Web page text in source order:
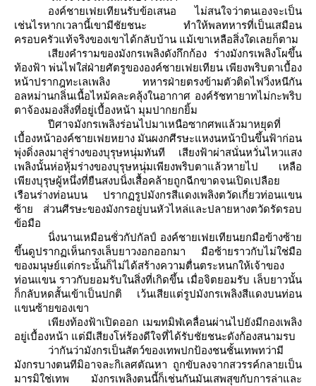
องค์ชายเฟยเทียนรับข้อเสนอ ไม่สนใจว่าตนเองจะเป็น
เช่นไรหากเวลานี้เขามีชัยชนะ ทำให้พลทหารที่เป็นเสมือน
ครอบครัวแท้จริงของเขาได้กลับบ้าน ม้เขาเหลือสิ่งใดเลยก็ตาม
เสียงคำรามของมังกรเพลิงดังกึกก้อง ร่างมังกรเพลิงโผขึ้น
ท้องฟ้า พ่นไฟใส่ฝ่ายศัตรูขององค์ชายเฟยเทียน เพียงพริบตาเบื้อง
หน้าปรากฎทะเลเพลิง ทหารฝ่ายตรงข้ามตัวติดไฟวิ่งหนีกัน
อลหม่านกลิ่นเนื้อไหม้คละคลุ้งในอากาศ องค์รัชทายาทไม่กะพริบ
ตาจ้องมองสิ่งที่อยู่เบื้องหน้า มุมปากยกยิ้ม
ปีศาจมังกรเพลิงร่อนไปมาเหนือซากศพแล้วมาหยุดที่
เบื้องหน้าองค์ชายเฟยหยาง มันผงกศีรษะแหงนหน้าบินขึ้นฟ้าก่อน
พุ่งดิ่งลงมาสู่ร่างของบุรุษหนุ่มทันที
เสียงฟ้าผ่าสนั่นหวั่นไหวแสง
เพลิงนั้นห่อหุ้มร่างของบุรุษหนุ่มเพียงพริบตาแล้วหายไป เหลือ
เพียงบุรุษผู้หนึ่งที่ยืนสงบนิ่งเสื้อคล้ายถูกฉีกขาดจนเปิดเปลือ
เรือนร่างท่อนบน
ปรากฏรูปมังกรสีแดงเพลิงตวัดเกี่ยวท่อนแขน
ซ้าย ส่วนศีรษะของมังกรอยู่บนหัวไหล่และปลายหางตวัดรัดรอบ
ข้อมือ
นิ่งนานเหมือนชั่วกัปกัลป์ องค์ชายเฟยเทียนยกมือข้างซ้า
ขึ้นดูปรากฏเห็นกรงเล็บยาวงอกออกมา มือซ้ายราวกับไม่ใช่มือ
ของมนุษย์แต่กระนั้นก็ไม่ได้สร้างความตื่นตระหนกให้เจ้าของ
ท่อนแขน ราวกับยอมรับในสิ่งที่เกิดขึ้น เมื่อจิตยอมรับ เล็บยาวนั้น
ก็กลับหดสั้นเข้าเป็นปกติ
เว้นเสียแต่รูปมังกรเพลิงสีแดงบนท่อน
ขนซ้ายของเขา
เพียงท้องฟ้าเปิดออก เมฆทมิฬเคลื่อนผ่านไปยังมีกองเพลิง
อยู่เบื้องหน้า แต่มีเสียงโห่ร้องดีใจที่ได้รับชัยชนะดังก้องสนามรบ
ว่ากันว่ามังกรเป็นสัตว์ของเทพปกป้องชนชั้นเทพทว่ามี
มังกรบางตนทีมิอาจละกิเลศตัณหา ถูกขับลงจากสวรรค์กลายเป็น
มารมิใช่เทพ
มังกรเพลิงตนนี้ก็เช่นกันมันเสพสุขกับการล่าและ